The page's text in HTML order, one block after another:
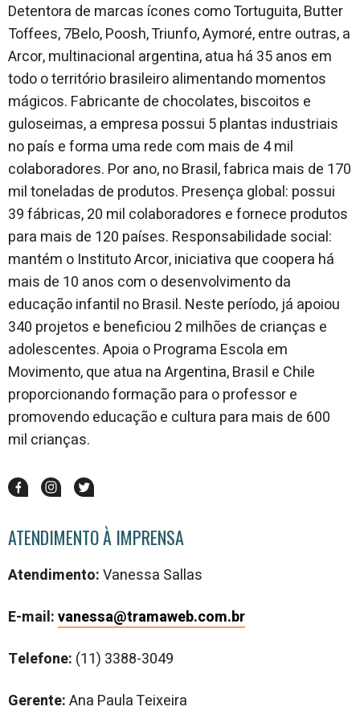
Detentora de marcas ícones como Tortuguita, Butter
Toffees, 7Belo, Poosh, Triunfo, Aymoré, entre outras, a
Arcor, multinacional argentina, atua há 35 anos em
todo o território brasileiro alimentando momentos
mágicos. Fabricante de chocolates, biscoitos e
guloseimas, a empresa possui 5 plantas industriais
no país e forma uma rede com mais de 4 mil
colaboradores. Por ano, no Brasil, fabrica mais de 170
mil toneladas de produtos. Presença global: possui
39 fábricas, 20 mil colaboradores e fornece produtos
para mais de 120 países. Responsabilidade social:
mantém o Instituto Arcor, iniciativa que coopera há
mais de 10 anos com o desenvolvimento da
educação infantil no Brasil. Neste período, já apoiou
340 projetos e beneficiou 2 milhões de crianças e
adolescentes. Apoia o Programa Escola em
Movimento, que atua na Argentina, Brasil e Chile
proporcionando formação para o professor e
promovendo educação e cultura para mais de 600
mil crianças.
ATENDIMENTO À IMPRENSA
Atendimento:Vanessa Sallas
E-mail:vanessa@tramaweb.com.br
Telefone: (11) 3388-3049
Gerente:Ana Paula Teixeira